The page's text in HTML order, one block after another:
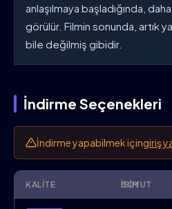
anlaşılmaya başladığında,
görülür. Filmin sonunda, artık
bile değilmiş gibidir.
İndirme Seçenekleri
İndirme yapabilmek içingiriş
KALITE İSIM
BOYUT